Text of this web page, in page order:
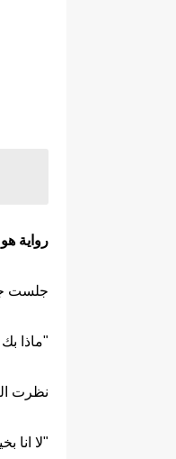
رواية
جلست
"ماذا
نظرت
"لا انا